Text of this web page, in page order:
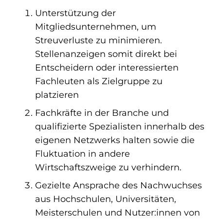
Unterstützung der
Mitgliedsunternehmen, um
Streuverluste zu minimieren.
Stellenanzeigen somit direkt bei
Entscheidern oder interessierten
Fachleuten als Zielgruppe zu
platzieren
Fachkräfte in der Branche und
qualifizierte Spezialisten innerhalb des
eigenen Netzwerks halten sowie die
Fluktuation in andere
Wirtschaftszweige zu verhindern.
Gezielte Ansprache des Nachwuchses
aus Hochschulen, Universitäten,
Meisterschulen und Nutzer:innen von